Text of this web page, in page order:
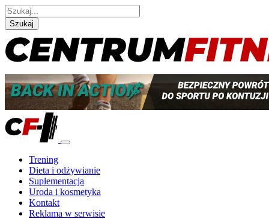
Szukaj
Trening
Dieta i odżywianie
Suplementacja
Uroda i kosmetyka
Kontakt
Reklama w serwisie